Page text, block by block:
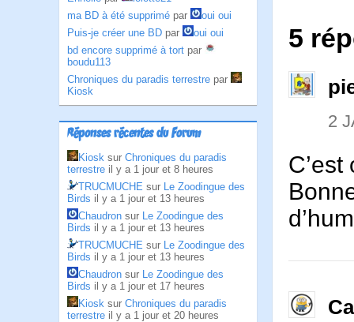
ma BD à été supprimé par
oui oui
Puis-je créer une BD par
oui oui
bd encore supprimé à tort par
boudu113
Chroniques du paradis terrestre par
Kiosk
Réponses récentes du Forum
Kiosk sur Chroniques du paradis
terrestre il y a 1 jour et 8 heures
TRUCMUCHE sur Le Zoodingue des
Birds il y a 1 jour et 13 heures
Chaudron sur Le Zoodingue des
Birds il y a 1 jour et 13 heures
TRUCMUCHE sur Le Zoodingue des
Birds il y a 1 jour et 13 heures
Chaudron sur Le Zoodingue des
Birds il y a 1 jour et 17 heures
Kiosk sur Chroniques du paradis
terrestre il y a 1 jour et 20 heures
5
2